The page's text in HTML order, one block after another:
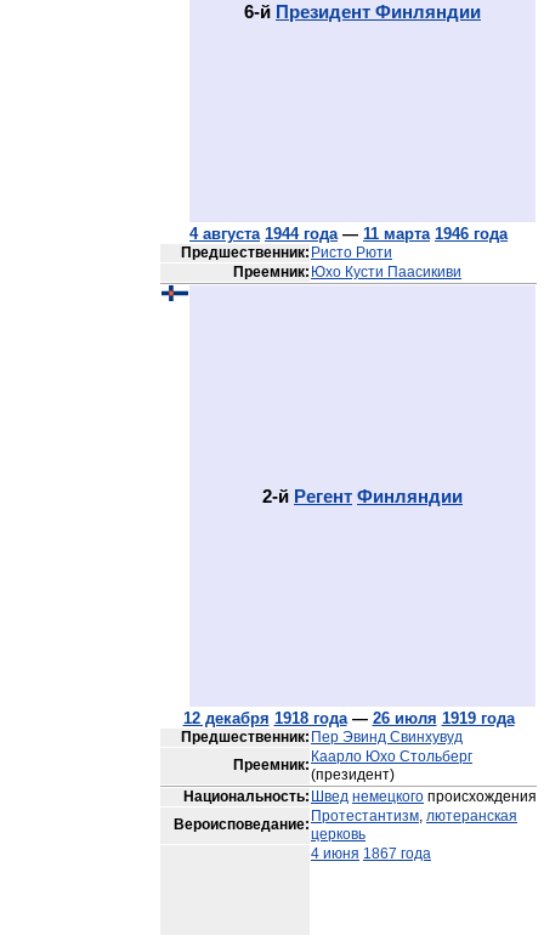
6-й Президент Финляндии
4 августа 1944 года— 11 марта 1946 года
Предшественник: Ристо Рюти
Преемник: Юхо Кусти Паасикиви
2-й Регент Финляндии
12 декабря 1918 года— 26 июля 1919 года
Предшественник: Пер Эвинд Свинхувуд
Преемник: Каарло Юхо Стольберг
(президент)
Национальность: Швед немецкого происхождения
Вероисповедание: Протестантизм, лютеранская
церковь
4 июня 1867 года